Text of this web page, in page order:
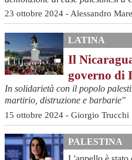
23 ottobre 2024 - Alessandro
LATINA
Il
governo di
In solidarietà con il popolo
martirio, distruzione e barbarie"
15 ottobre 2024 - Giorgio Trucchi
PALESTINA